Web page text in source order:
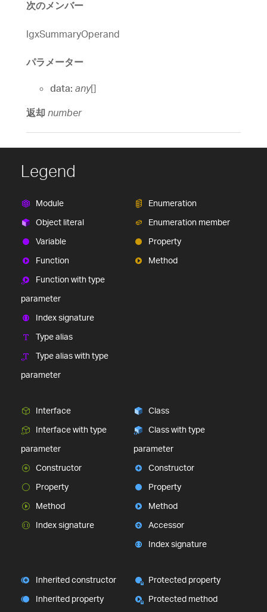
次のメンバー
IgxSummaryOperand
パラメーター
data: any[]
返却 number
Legend
Module
Object literal
Variable
Function
Function with type
parameter
Index signature
Type alias
Type alias with type
parameter
Enumeration
Enumeration member
Property
Method
Interface
Interface with type
parameter
Constructor
Property
Method
Index signature
Class
Class with type
parameter
Constructor
Property
Method
Accessor
Index signature
Inherited constructor
Inherited property
Protected property
Protected method